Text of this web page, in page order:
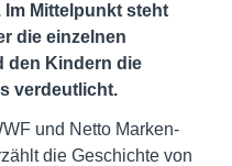
Mittelpunkt steht
die einzelnen
den Kindern die
verdeutlicht.
und Netto Marken-
die Geschichte von